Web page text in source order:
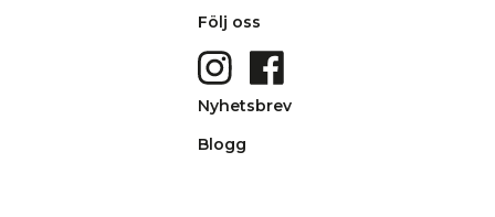
Följ oss
Nyhetsbrev
Blogg